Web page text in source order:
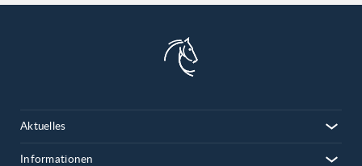
Aktuelles
Informationen